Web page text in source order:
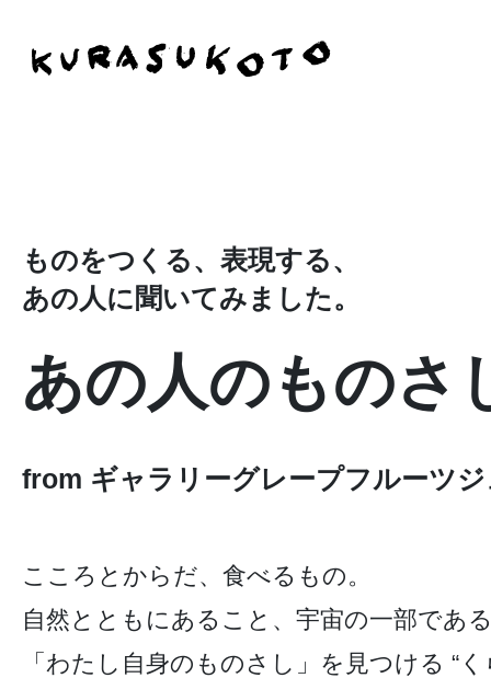
ものをつくる、表現する、
あの人に聞いてみました。
あの人のものさ
from ギャラリーグレープフルーツ
こころとからだ、食べるもの。
自然とともにあること、宇宙の一部であ
「わたし自身のものさし」を見つける “